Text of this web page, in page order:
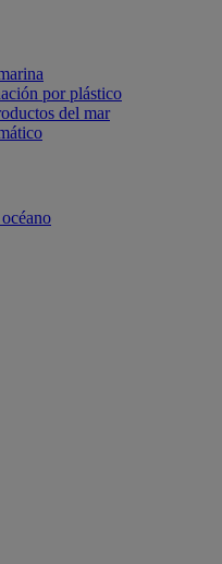
por plástico
del mar